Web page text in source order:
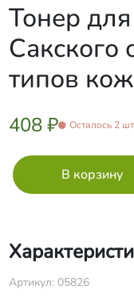
Тонер
Сакского
типов
408 ₽ Осталось 2
Артикул: 05826